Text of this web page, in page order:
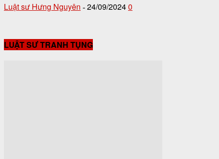
Luật sư Hưng Nguyên - 24/09/20240
LUẬT SƯ TRANH TỤNG